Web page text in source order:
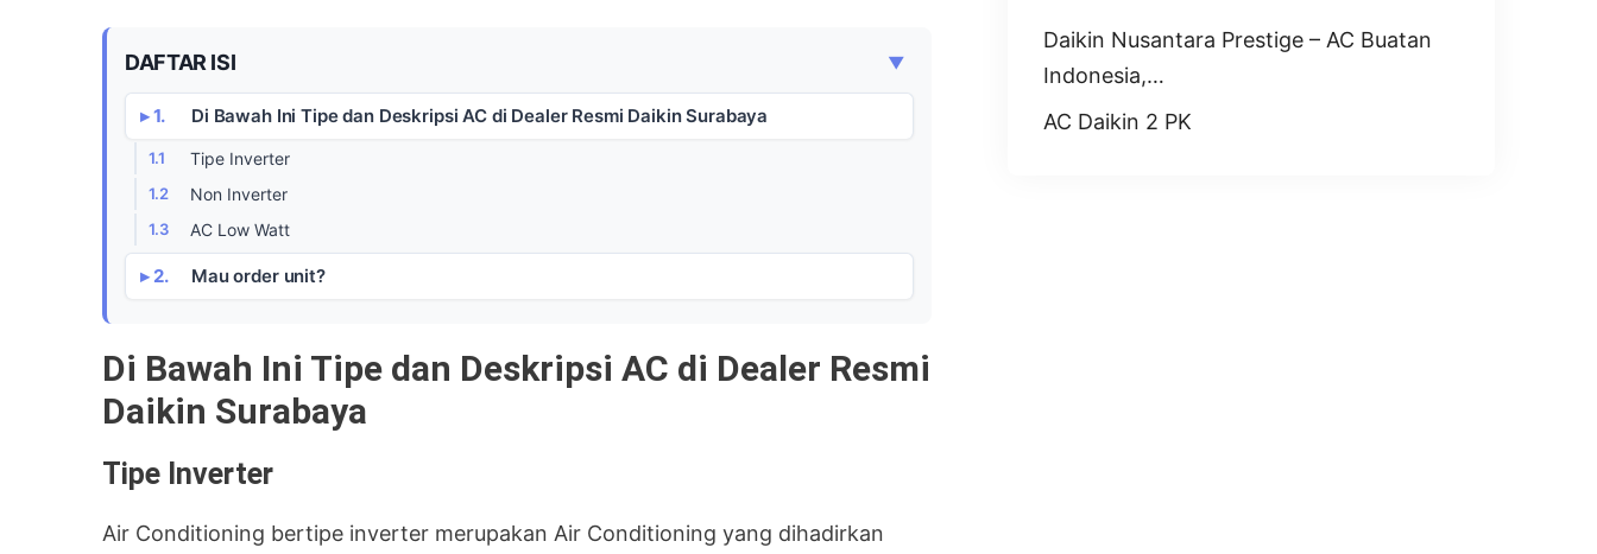
DAFTAR ISI ▼
Di Bawah Ini Tipe dan Deskripsi AC di Dealer Resmi Daikin Surabaya
Tipe Inverter
Non Inverter
AC Low Watt
Mau order unit?
Di Bawah Ini Tipe dan Deskripsi AC di Dealer Resmi
Daikin Surabaya
Tipe Inverter
Air Conditioning bertipe inverter merupakan Air Conditioning yang dihadirkan
Daikin Nusantara Prestige – AC Buatan
Indonesia,…
AC Daikin 2 PK